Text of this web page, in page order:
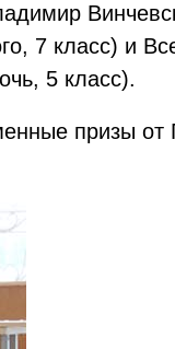
7 класс) и
5 класс).
призы от